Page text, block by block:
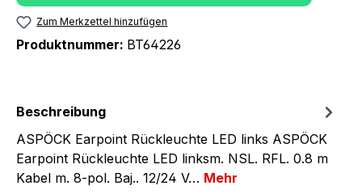
Zum Merkzettel hinzufügen
Produktnummer: BT64226
Beschreibung
ASPÖCK Earpoint Rückleuchte LED links ASPÖCK
Earpoint Rückleuchte LED linksm. NSL. RFL. 0.8 m
Kabel m. 8-pol. Baj.. 12/24 V… Mehr